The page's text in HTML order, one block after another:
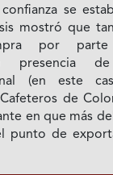
se
mostró que
por
presencia
(en este
de
en que más
punto de